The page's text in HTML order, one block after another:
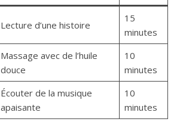
Lecture d’une histoire
15
minutes
Massage avec de l’huile
douce
10
minutes
Écouter de la musique
apaisante
10
minutes